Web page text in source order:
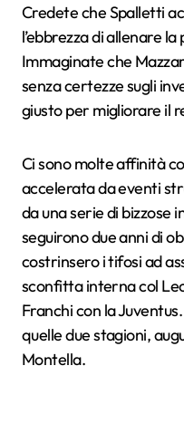
Credete che Spalletti
l’ebbrezza di allenare
Immaginate che
senza certezze sugli
giusto per migliorare il
Ci sono molte affinità
accelerata da eventi
da una serie di bizzose
seguirono due anni di
costrinsero i tifosi ad
sconfitta interna col
Franchi con la
quelle due stagioni,
Montella.